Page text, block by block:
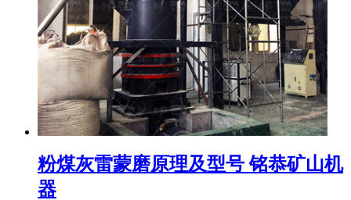
粉煤灰雷蒙磨原理及型号 铭恭矿山机
器